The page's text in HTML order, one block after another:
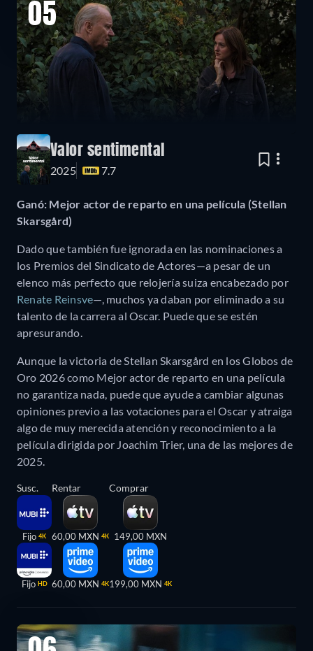
05
Valor sentimental
2025 7.7
Ganó: Mejor actor de reparto en una película (Stellan
Skarsgård)
Dado que también fue ignorada en las nominaciones a
los Premios del Sindicato de Actores—a pesar de un
elenco más perfecto que relojería suiza encabezado por
Renate Reinsve—, muchos ya daban por eliminado a su
talento de la carrera al Oscar. Puede que se estén
apresurando.
Aunque la victoria de Stellan Skarsgård en los Globos de
Oro 2026 como Mejor actor de reparto en una película
no garantiza nada, puede que ayude a cambiar algunas
opiniones previo a las votaciones para el Oscar y atraiga
algo de muy merecida atención y reconocimiento a la
película dirigida por Joachim Trier, una de las mejores de
2025.
Susc.
Fijo 4K
Fijo HD
Rentar
60,00 MXN 4K
60,00 MXN 4K
Comprar
149,00 MXN
199,00 MXN 4K